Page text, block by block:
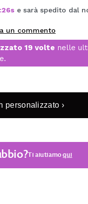
:25se sarà spedito dal
un commento
19 volte nelle
personalizzato ›
Ti aiutiamoqui